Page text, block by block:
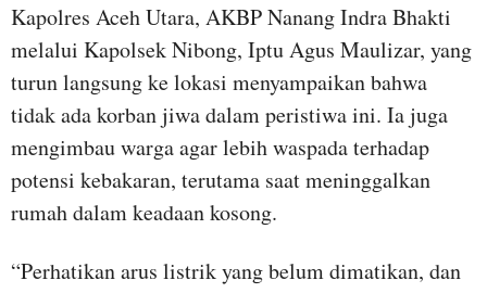
Kapolres Aceh Utara, AKBP Nanang Indra Bhakti
melalui Kapolsek Nibong, Iptu Agus Maulizar, yang
turun langsung ke lokasi menyampaikan bahwa
tidak ada korban jiwa dalam peristiwa ini. Ia juga
mengimbau warga agar lebih waspada terhadap
potensi kebakaran, terutama saat meninggalkan
rumah dalam keadaan kosong.
“Perhatikan arus listrik yang belum dimatikan, dan